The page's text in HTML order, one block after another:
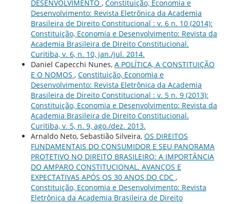
DESENVOLVIMENTO , Constituição, Economia e
Desenvolvimento: Revista Eletrônica da Academia
Brasileira de Direito Constitucional : v. 6 n. 10 (2014):
Constituição, Economia e Desenvolvimento: Revista da
Academia Brasileira de Direito Constitucional.
Curitiba, v. 6, n. 10, jan./jul. 2014.
Daniel Capecchi Nunes, A POLÍTICA, A CONSTITUIÇÃO
E O NOMOS , Constituição, Economia e
Desenvolvimento: Revista Eletrônica da Academia
Brasileira de Direito Constitucional : v. 5 n. 9 (2013):
Constituição, Economia e Desenvolvimento: Revista da
Academia Brasileira de Direito Constitucional.
Curitiba, v. 5, n. 9, ago./dez. 2013.
Arnaldo Neto, Sebastião Silveira, OS DIREITOS
FUNDAMENTAIS DO CONSUMIDOR E SEU PANORAMA
PROTETIVO NO DIREITO BRASILEIRO: A IMPORTÂNCIA
DO AMPARO CONSTITUCIONAL. AVANÇOS E
EXPECTATIVAS APÓS OS 30 ANOS DO CDC ,
Constituição, Economia e Desenvolvimento: Revista
Eletrônica da Academia Brasileira de Direito